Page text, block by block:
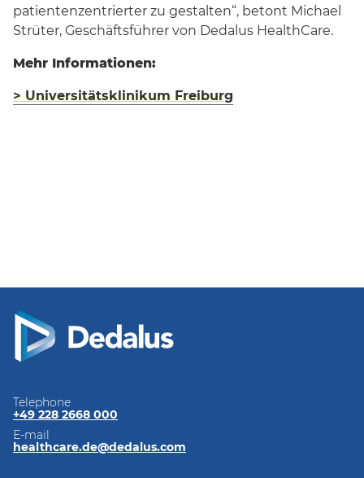
patientenzentrierter zu gestalten“, betont Michael
Strüter, Geschäftsführer von Dedalus HealthCare.
Mehr Informationen:
> Universitätsklinikum Freiburg
Telephone
+49 228 2668 000
E-mail
healthcare.de@dedalus.com